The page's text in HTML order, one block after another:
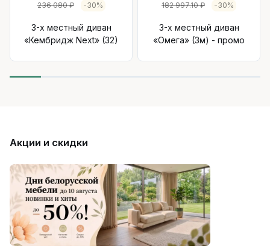
236 080 ₽ -30%
3-х местный диван
«Кембридж Next» (32)
182 997.10 ₽ -30%
3-х местный диван
«Омега» (3м) - промо
Акции и скидки